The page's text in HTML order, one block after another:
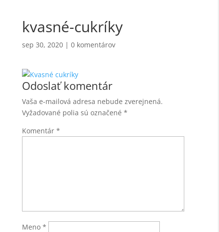
kvasné-cukríky
sep 30, 2020| 0 komentárov
Odoslať komentár
Vaša e-mailová adresa nebude zverejnená.
Vyžadované polia sú označené *
Komentár *
Meno *